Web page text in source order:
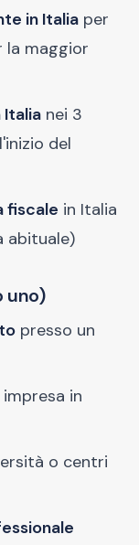
in Italia per
la maggior
Italia nei 3
del
fiscale in Italia
abituale)
uno)
presso un
impresa in
o centri